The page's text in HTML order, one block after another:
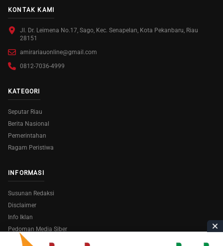
KONTAK KAMI
Jl. Dr. Leimena No.17, Sago, Kec. Senapelan, Kota Pekanbaru, Riau
28151
amirariauonline@gmail.com
0812-7036-4999
KATEGORI
Seputar Riau
Berita Nasional
Pemerintahan
Ragam Peristiwa
INFORMASI
Susunan Redaksi
Disclaimer
Info Iklan
Pedoman Media Siber